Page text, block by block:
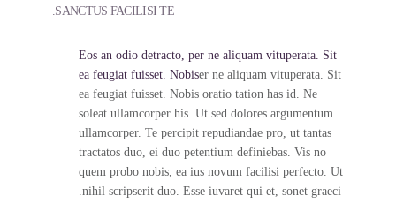
SANCTUS FACILISI TE.
Eos an odio detracto, per ne aliquam vituperata. Sit
ea feugiat fuisset. Nobiser ne aliquam vituperata. Sit
ea feugiat fuisset. Nobis oratio tation has id. Ne
soleat ullamcorper his. Ut sed dolores argumentum
ullamcorper. Te percipit repudiandae pro, ut tantas
tractatos duo, ei duo petentium definiebas. Vis no
quem probo nobis, ea ius novum facilisi perfecto. Ut
nihil scripserit duo. Esse iuvaret qui et, sonet graeci.